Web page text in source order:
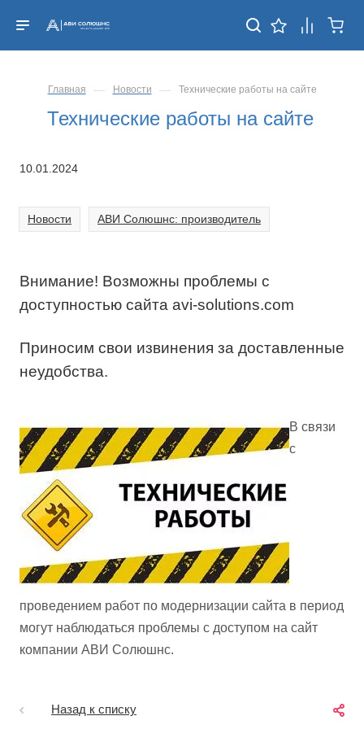
Главная — Новости — Технические работы на сайте
Технические работы на сайте
10.01.2024
Новости АВИ Солюшнс: производитель
Внимание! Возможны проблемы с
доступностью сайта avi-solutions.com
Приносим свои извинения за доставленные
неудобства.
В связи
с
проведением работ по модернизации сайта в период
могут наблюдаться проблемы с доступом на сайт
компании АВИ Солюшнс.
Назад к списку